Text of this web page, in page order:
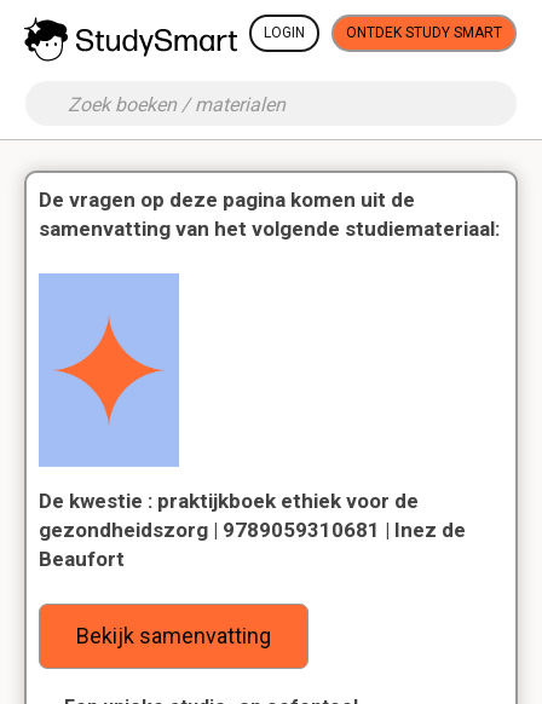
LOGIN ONTDEK STUDY SMART
De vragen op deze pagina komen uit de
samenvatting van het volgende studiemateriaal:
De kwestie : praktijkboek ethiek voor de
gezondheidszorg | 9789059310681 | Inez de
Beaufort
Bekijk samenvatting